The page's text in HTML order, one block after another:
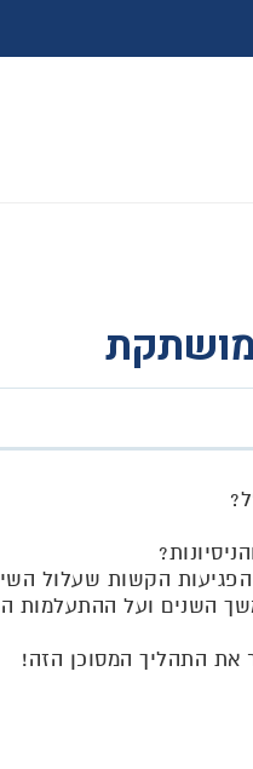
הקשות שעלול
השנים ועל ההתעלמות
את התהליך המסוכן הזה!